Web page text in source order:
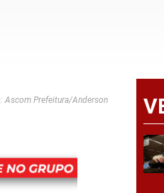
Ascom Prefeitura/Anderson